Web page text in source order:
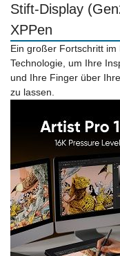
Stift-Display
XPPen
Ein großer Fortschritt im
Technologie, um Ihre
und Ihre Finger über
zu lassen.